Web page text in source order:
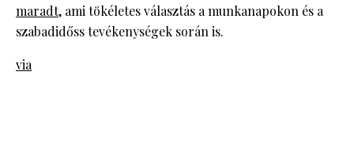
maradt, ami tökéletes választás a munkanapokon és a
szabadidőss tevékenységek során is.
via